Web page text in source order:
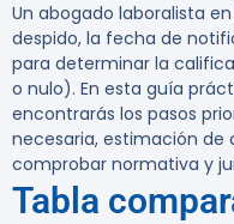
Un abogado laboralista
despido, la fecha de
para determinar la
o nulo). En esta guía
encontrarás los pasos
necesaria, estimación de
comprobar normativa y
Tabla